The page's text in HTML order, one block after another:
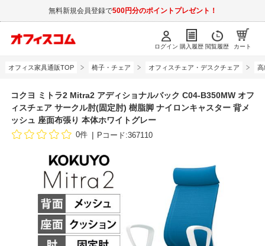
無料新規会員登録で500円分のポイントプレゼント！
ログイン 購入履歴 閲覧履歴 カート
オフィス家具通販TOP 椅子・チェア オフィスチェア・デスクチェア 高
コクヨ ミトラ2 Mitra2 アディショナルバック C04-B350MW オフ
ィスチェア サークル肘(固定肘) 樹脂脚 ナイロンキャスター 背メ
ッシュ 座面布張り 本体ホワイトグレー
0件 Pコード:367110